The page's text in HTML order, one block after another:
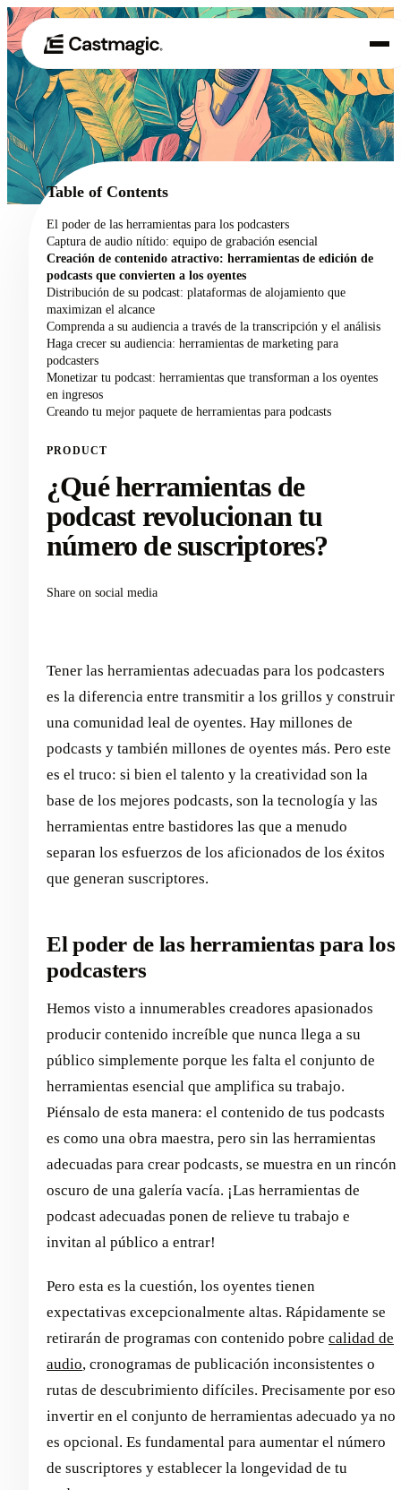
01 Producto
02 Casos de uso
Precios
Acerca de nosotros
Table of Contents
El poder de las herramientas para los podcasters
Captura de audio nítido: equipo de grabación esencial
Creación de contenido atractivo: herramientas de edición de
podcasts que convierten a los oyentes
Distribución de su podcast: plataformas de alojamiento que
maximizan el alcance
Comprenda a su audiencia a través de la transcripción y el análisis
Haga crecer su audiencia: herramientas de marketing para
podcasters
Monetizar tu podcast: herramientas que transforman a los oyentes
en ingresos
Creando tu mejor paquete de herramientas para podcasts
PRODUCT
¿Qué herramientas de
podcast revolucionan tu
número de suscriptores?
Share on social media
Tener las herramientas adecuadas para los podcasters
es la diferencia entre transmitir a los grillos y construir
una comunidad leal de oyentes. Hay millones de
podcasts y también millones de oyentes más. Pero este
es el truco: si bien el talento y la creatividad son la
base de los mejores podcasts, son la tecnología y las
herramientas entre bastidores las que a menudo
separan los esfuerzos de los aficionados de los éxitos
que generan suscriptores.
El poder de las herramientas para los
podcasters
Hemos visto a innumerables creadores apasionados
producir contenido increíble que nunca llega a su
público simplemente porque les falta el conjunto de
herramientas esencial que amplifica su trabajo.
Piénsalo de esta manera: el contenido de tus podcasts
es como una obra maestra, pero sin las herramientas
adecuadas para crear podcasts, se muestra en un rincón
oscuro de una galería vacía. ¡Las herramientas de
podcast adecuadas ponen de relieve tu trabajo e
invitan al público a entrar!
Pero esta es la cuestión, los oyentes tienen
expectativas excepcionalmente altas. Rápidamente se
retirarán de programas con contenido pobre calidad de
audio, cronogramas de publicación inconsistentes o
rutas de descubrimiento difíciles. Precisamente por eso
invertir en el conjunto de herramientas adecuado ya no
es opcional. Es fundamental para aumentar el número
de suscriptores y establecer la longevidad de tu